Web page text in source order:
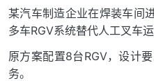
某汽车制造企业在焊装车间
多车RGV系统替代人工叉车运
原方案配置8台RGV，设计
务。